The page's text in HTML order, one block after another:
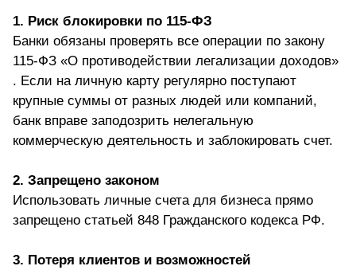
1. Риск блокировки по 115-ФЗ
Банки обязаны проверять все операции по закону
115-ФЗ «О противодействии легализации доходов»
. Если на личную карту регулярно поступают
крупные суммы от разных людей или компаний,
банк вправе заподозрить нелегальную
коммерческую деятельность и заблокировать счет.
2. Запрещено законом
Использовать личные счета для бизнеса прямо
запрещено статьей 848 Гражданского кодекса РФ.
3. Потеря клиентов и возможностей